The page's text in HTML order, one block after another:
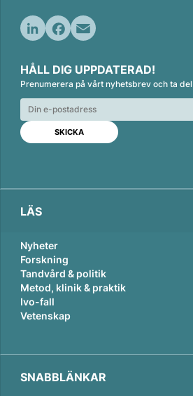
n
k
e
d
n
c
e
b
o
o
k
a
i
l
HÅLL DIG UPPDATERAD!
Prenumerera på vårt nyhetsbrev och ta
LÄS
Nyheter
Forskning
Tandvård & politik
Metod, klinik & praktik
Ivo-fall
Vetenskap
SNABBLÄNKAR